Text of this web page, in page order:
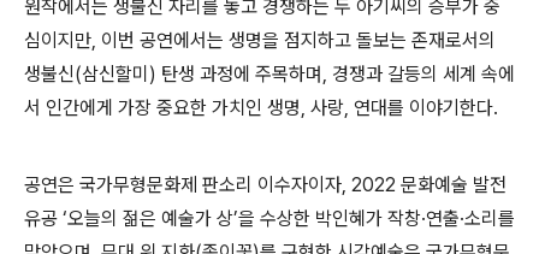
원작에서는 생불신 자리를 놓고 경쟁하는 두 아기씨의 승부가 중
심이지만, 이번 공연에서는 생명을 점지하고 돌보는 존재로서의
생불신(삼신할미 ) 탄생 과정에 주목하며, 경쟁과 갈등의 세계 속에
서 인간에게 가장 중요한 가치인 생명, 사랑, 연대를 이야기 한다.
공연은 국가무형문화제 판소리 이수자이자, 2022 문화예술 발전
유공 ‘오늘의 젊은 예술가 상’을 수상한 박인혜가 작창·연출·소리 를